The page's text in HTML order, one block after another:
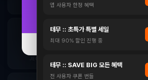
GANGWON
🎭 🌿
앱 사용자 한정 혜택
테무 :: 초특가 특별 세일
최대 90% 할인 진행 중
테무 :: SAVE BIG 모든 혜택
전 사용자 쿠폰 번들
오늘 하루 닫기
자세히 보기 →
오늘 하루 닫기